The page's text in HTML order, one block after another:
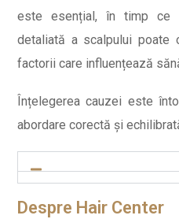
este esențial, în timp ce
detaliată a scalpului poate
factorii care influențează
Înțelegerea cauzei este
abordare corectă și
Despre Hair Center